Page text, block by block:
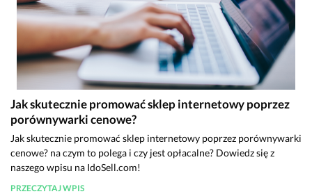
Jak skutecznie promować sklep internetowy poprzez
porównywarki cenowe?
Jak skutecznie promować sklep internetowy poprzez porównywarki
cenowe? na czym to polega i czy jest opłacalne? Dowiedz się z
naszego wpisu na IdoSell.com!
PRZECZYTAJ WPIS